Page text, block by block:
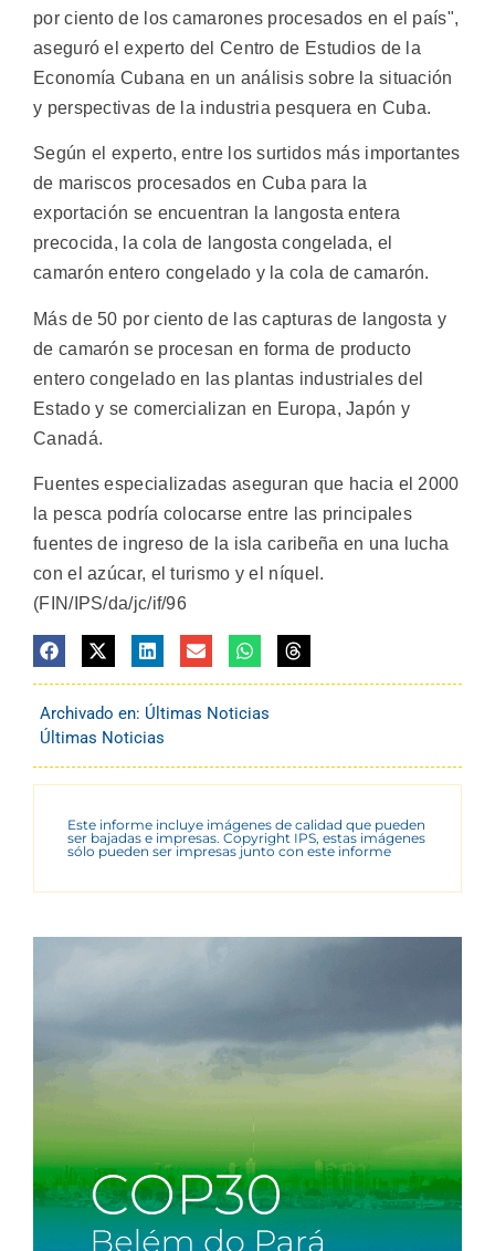
por ciento de los camarones procesados en el país",
aseguró el experto del Centro de Estudios de la
Economía Cubana en un análisis sobre la situación
y perspectivas de la industria pesquera en Cuba.
Según el experto, entre los surtidos más importantes
de mariscos procesados en Cuba para la
exportación se encuentran la langosta entera
precocida, la cola de langosta congelada, el
camarón entero congelado y la cola de camarón.
Más de 50 por ciento de las capturas de langosta y
de camarón se procesan en forma de producto
entero congelado en las plantas industriales del
Estado y se comercializan en Europa, Japón y
Canadá.
Fuentes especializadas aseguran que hacia el 2000
la pesca podría colocarse entre las principales
fuentes de ingreso de la isla caribeña en una lucha
con el azúcar, el turismo y el níquel.
(FIN/IPS/da/jc/if/96
Archivado en: Últimas Noticias
Últimas Noticias
Este informe incluye imágenes de calidad que pueden
ser bajadas e impresas. Copyright IPS, estas imágenes
sólo pueden ser impresas junto con este informe